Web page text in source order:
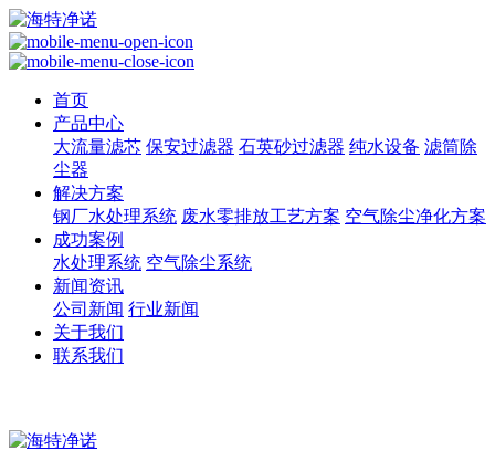
首页
产品中心
大流量滤芯 保安过滤器 石英砂过滤器 纯水设备 滤筒除
尘器
解决方案
钢厂水处理系统 废水零排放工艺方案 空气除尘净化方案
成功案例
水处理系统 空气除尘系统
新闻资讯
公司新闻 行业新闻
关于我们
联系我们